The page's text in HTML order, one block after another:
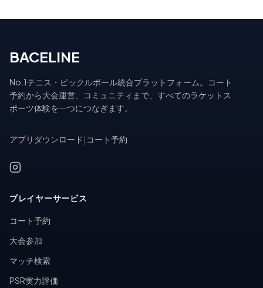
BACELINE
No.1テニス・ピックルボール統合プラットフォーム。コート
予約から大会運営、コミュニティまで、すべてのラケットス
ポーツ体験を一つにつなぎます。
アプリダウンロード コート予約
プレイヤーサービス
コート予約
大会参加
マッチ検索
PSR実力評価